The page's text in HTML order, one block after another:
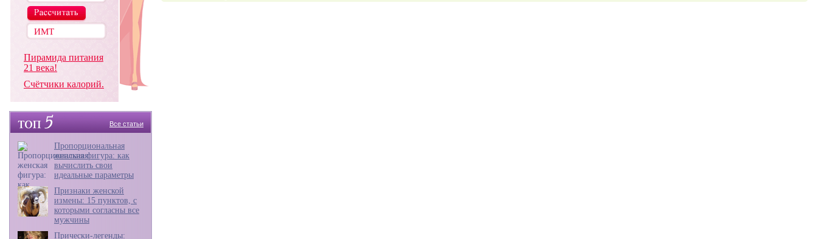
Пирамида питания
21 века!
Счётчики калорий.
Все статьи
Пропорциональная
женская фигура: как
вычислить свои
идеальные параметры
Признаки женской
измены: 15 пунктов, с
которыми согласны все
мужчины
Прически-легенды: